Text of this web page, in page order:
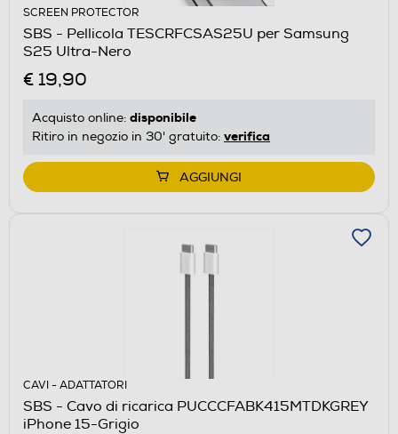
SCREEN PROTECTOR
SBS - Pellicola TESCRFCSAS25U per Samsung
S25 Ultra-Nero
€ 19,90
Acquisto online: disponibile
Ritiro in negozio in 30' gratuito: verifica
AGGIUNGI
CAVI - ADATTATORI
SBS - Cavo di ricarica PUCCCFABK415MTDKGREY
iPhone 15-Grigio